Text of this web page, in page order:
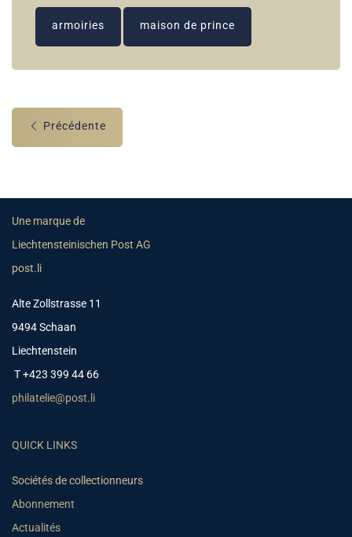
armoiries maison de prince
Précédente
Une marque de
Liechtensteinischen Post AG
post.li
Alte Zollstrasse 11
9494 Schaan
Liechtenstein
T +423 399 44 66
philatelie@post.li
QUICK LINKS
Sociétés de collectionneurs
Abonnement
Actualités